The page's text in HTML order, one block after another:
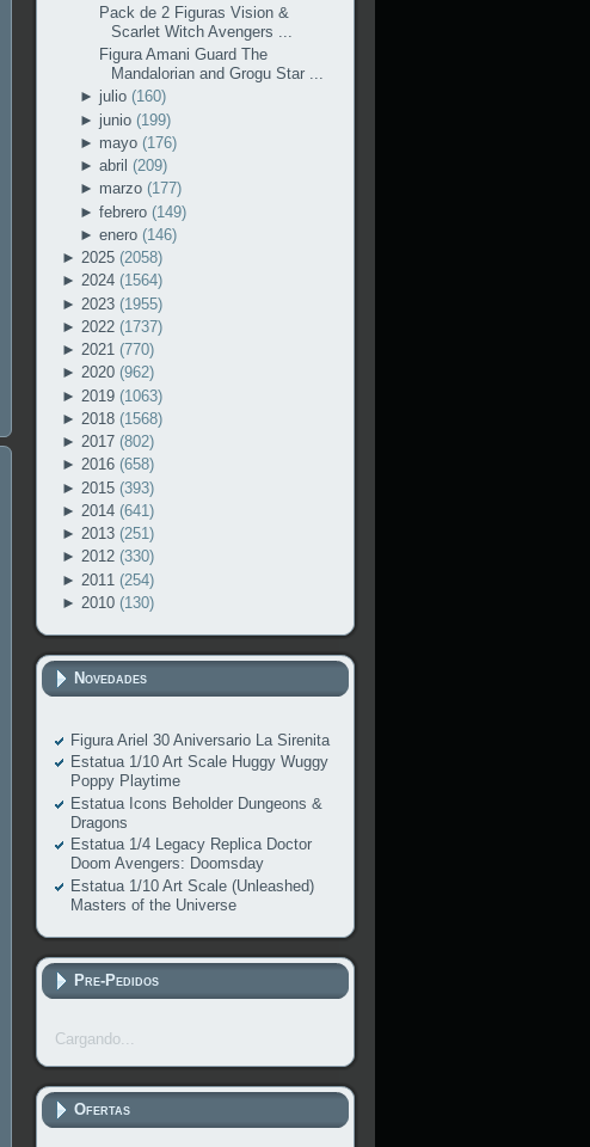
Pack de 2 Figuras Vision &
Scarlet Witch Avengers ...
Figura Amani Guard The
Mandalorian and Grogu Star ...
► julio(160)
► junio(199)
► mayo(176)
►abril(209)
► marzo(177)
►febrero(149)
►enero(146)
► 2025 (2058)
► 2024 (1564)
► 2023 (1955)
► 2022 (1737)
► 2021 (770)
► 2020 (962)
► 2019 (1063)
► 2018 (1568)
► 2017 (802)
► 2016 (658)
► 2015 (393)
► 2014 (641)
► 2013 (251)
► 2012 (330)
► 2011 (254)
► 2010 (130)
Novedades
Figura Ariel 30 Aniversario La Sirenita
Estatua 1/10 Art Scale Huggy Wuggy
Poppy Playtime
Estatua Icons Beholder Dungeons &
Dragons
Estatua 1/4 Legacy Replica Doctor
Doom Avengers: Doomsday
Estatua 1/10 Art Scale (Unleashed)
Masters of the Universe
Pre-Pedidos
Cargando...
Ofertas